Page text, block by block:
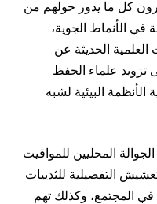
كل ما يدور حولهم من
في الأنماط الجوية،
العلمية الحديثة عن
تزويد علماء الحفظ
البيئية لشبه
المحليين للمواقيت
التفصيلية للثدييات
في المجتمع، وكذلك تهم